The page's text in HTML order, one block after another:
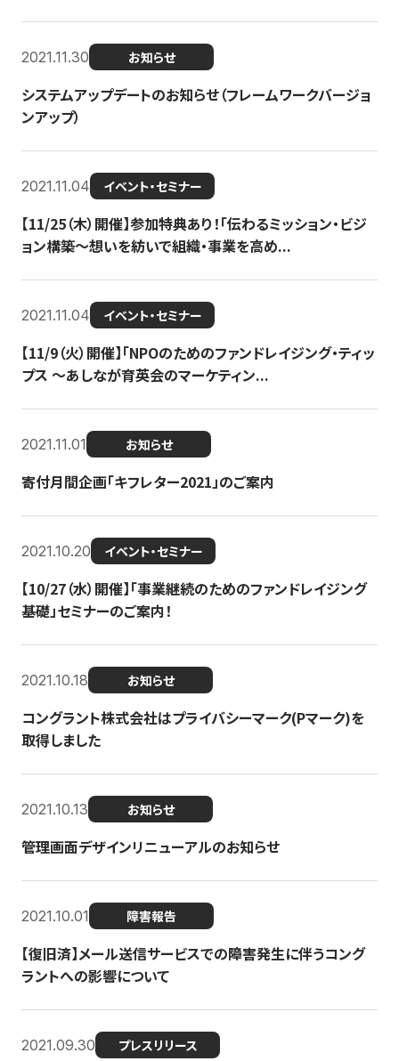
2021.11.30 お知らせ
システムアップデートのお知らせ（フレームワークバージョ
ンアップ）
2021.11.04 イベント・セミナー
【11/25（木）開催】参加特典あり！「伝わるミッション・ビジ
ョン構築〜想いを紡いで組織・事業を高め...
2021.11.04 イベント・セミナー
【11/9（火）開催】「NPOのためのファンドレイジング・ティッ
プス 〜あしなが育英会のマーケティン...
2021.11.01 お知らせ
寄付月間企画「キフレター2021」のご案内
2021.10.20 イベント・セミナー
【10/27（水）開催】「事業継続のためのファンドレイジング
基礎」セミナーのご案内！
2021.10.18 お知らせ
コングラント株式会社はプライバシーマーク(Pマーク)を
取得しました
2021.10.13 お知らせ
管理画面デザインリニューアルのお知らせ
2021.10.01 障害報告
【復旧済】メール送信サービスでの障害発生に伴うコング
ラントへの影響について
2021.09.30 プレスリリース